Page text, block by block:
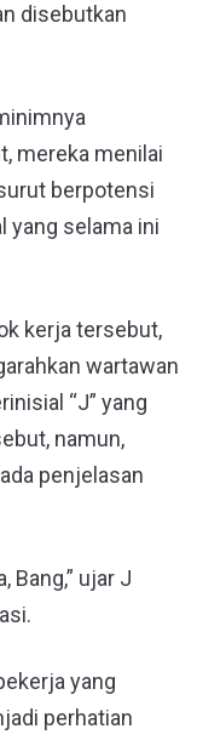
disebutkan
mereka menilai
berpotensi
yang selama ini
kerja tersebut,
wartawan
“J” yang
namun,
penjelasan
Bang,” ujar J
yang
perhatian